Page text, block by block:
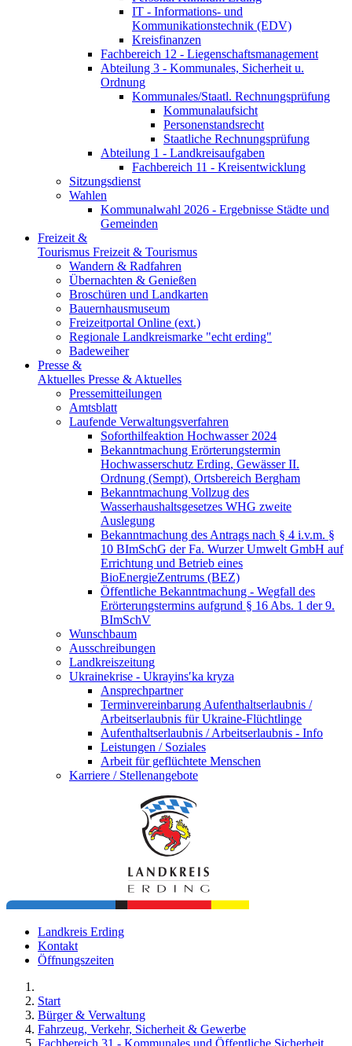
IT - Informations- und
Kommunikationstechnik (EDV)
Kreisfinanzen
Fachbereich 12 - Liegenschaftsmanagement
Abteilung 3 - Kommunales, Sicherheit u.
Ordnung
Kommunales/Staatl. Rechnungsprüfung
Kommunalaufsicht
Personenstandsrecht
Staatliche Rechnungsprüfung
Abteilung 1 - Landkreisaufgaben
Fachbereich 11 - Kreisentwicklung
Sitzungsdienst
Wahlen
Kommunalwahl 2026 - Ergebnisse Städte und
Gemeinden
Freizeit &
Tourismus Freizeit & Tourismus
Wandern & Radfahren
Übernachten & Genießen
Broschüren und Landkarten
Bauernhausmuseum
Freizeitportal Online (ext.)
Regionale Landkreismarke "echt erding"
Badeweiher
Presse &
Aktuelles Presse & Aktuelles
Pressemitteilungen
Amtsblatt
Laufende Verwaltungsverfahren
Soforthilfeaktion Hochwasser 2024
Bekanntmachung Erörterungstermin
Hochwasserschutz Erding, Gewässer II.
Ordnung (Sempt), Ortsbereich Bergham
Bekanntmachung Vollzug des
Wasserhaushaltsgesetzes WHG zweite
Auslegung
Bekanntmachung des Antrags nach § 4 i.v.m. §
10 BImSchG der Fa. Wurzer Umwelt GmbH auf
Errichtung und Betrieb eines
BioEnergieZentrums (BEZ)
Öffentliche Bekanntmachung - Wegfall des
Erörterungstermins aufgrund § 16 Abs. 1 der 9.
BImSchV
Wunschbaum
Ausschreibungen
Landkreiszeitung
Ukrainekrise - Ukrayinsʹka kryza
Ansprechpartner
Terminvereinbarung Aufenthaltserlaubnis /
Arbeitserlaubnis für Ukraine-Flüchtlinge
Aufenthaltserlaubnis / Arbeitserlaubnis - Info
Leistungen / Soziales
Arbeit für geflüchtete Menschen
Karriere / Stellenangebote
Landkreis Erding
Kontakt
Öffnungszeiten
Start
Bürger & Verwaltung
Fahrzeug, Verkehr, Sicherheit & Gewerbe
Fachbereich 31 - Kommunales und Öffentliche Sicherheit